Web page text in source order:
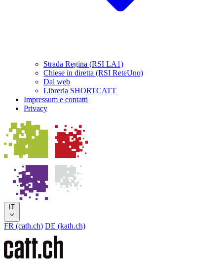
Strada Regina (RSI LA1)
Chiese in diretta (RSI ReteUno)
Dal web
Libreria SHORTCATT
Impressum e contatti
Privacy
IT
FR (cath.ch) DE (kath.ch)